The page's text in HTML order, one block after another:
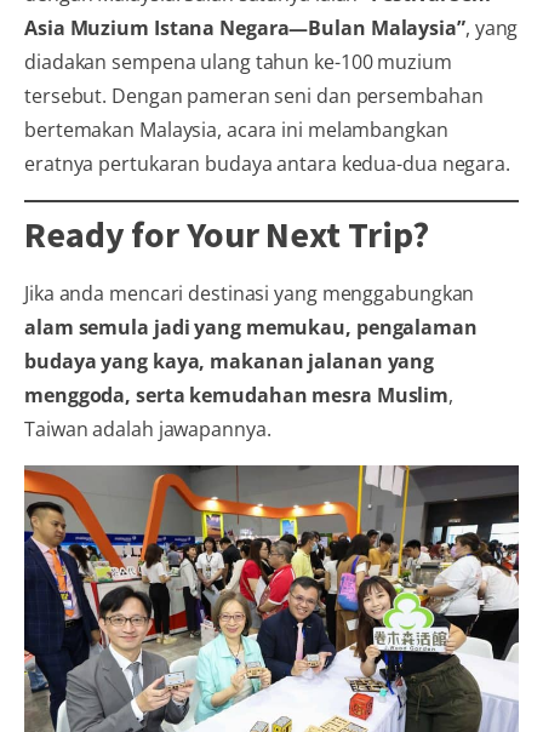
Asia Muzium Istana Negara—Bulan Malaysia”, yang
diadakan sempena ulang tahun ke-100 muzium
tersebut. Dengan pameran seni dan persembahan
bertemakan Malaysia, acara ini melambangkan
eratnya pertukaran budaya antara kedua-dua negara.
Ready for Your Next Trip?
Jika anda mencari destinasi yang menggabungkan
alam semula jadi yang memukau, pengalaman
budaya yang kaya, makanan jalanan yang
menggoda, serta kemudahan mesra Muslim,
Taiwan adalah jawapannya.